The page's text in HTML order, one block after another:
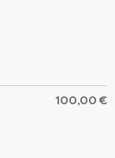
100,00 €